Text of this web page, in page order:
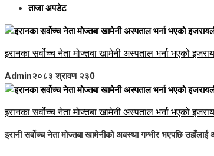
ताजा अपडेट
इरानका सर्वोच्च नेता मोज्तबा खामेनी अस्पताल भर्ना भएको
Admin२०८३ श्रावण २३0
इरानका सर्वोच्च नेता मोज्तबा खामेनी अस्पताल भर्ना भएको
इरानी सर्वोच्च नेता मोज्तबा खामेनीको अवस्था गम्भीर भएपछि